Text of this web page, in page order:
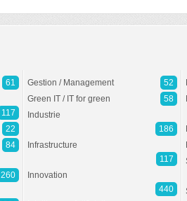
61
117
22
84
260
Gestion / Management
52
Green IT / IT for green
58
Industrie
186
Infrastructure
117
Innovation
440